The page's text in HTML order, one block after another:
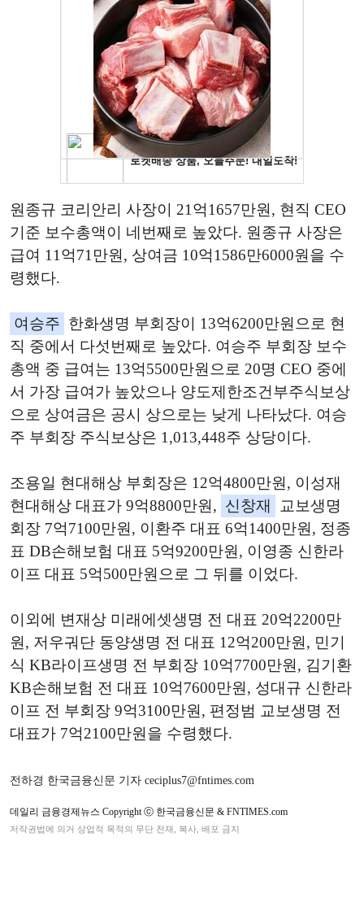
원종규 코리안리 사장이 21억1657만원, 현직 CEO
기준 보수총액이 네번째로 높았다. 원종규 사장은
급여 11억71만원, 상여금 10억1586만6000원을 수
령했다.
여승주 한화생명 부회장이 13억6200만원으로 현
직 중에서 다섯번째로 높았다. 여승주 부회장 보수
총액 중 급여는 13억5500만원으로 20명 CEO 중에
서 가장 급여가 높았으나 양도제한조건부주식보상
으로 상여금은 공시 상으로는 낮게 나타났다. 여승
주 부회장 주식보상은 1,013,448주 상당이다.
조용일 현대해상 부회장은 12억4800만원, 이성재
현대해상 대표가 9억8800만원, 신창재
교보생명
회장 7억7100만원, 이환주 대표 6억1400만원, 정종
표 DB손해보험 대표 5억9200만원, 이영종 신한라
이프 대표 5억500만원으로 그 뒤를 이었다.
이외에 변재상 미래에셋생명 전 대표 20억2200만
원, 저우궈단 동양생명 전 대표 12억200만원, 민기
식 KB라이프생명 전 부회장 10억7700만원, 김기환
KB손해보험 전 대표 10억7600만원, 성대규 신한라
이프 전 부회장 9억3100만원, 편정범 교보생명 전
대표가 7억2100만원을 수령했다.
전하경 한국금융신문 기자 ceciplus7@fntimes.com
데일리 금융경제뉴스 Copyright ⓒ 한국금융신문 & FNTIMES.com
저작권법에 의거 상업적 목적의 무단 전재, 복사, 배포 금지